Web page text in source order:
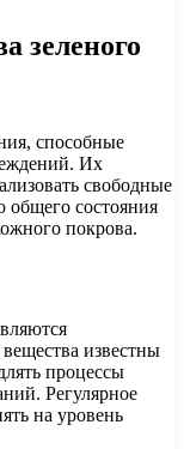
зеленого
способные
Их
свободные
общего состояния
покрова.
известны
процессы
Регулярное
на уровень